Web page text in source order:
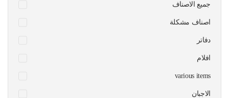
جميع الاصناف
اصناف مشكلة
دفاتر
افلام
various items
الاجبان